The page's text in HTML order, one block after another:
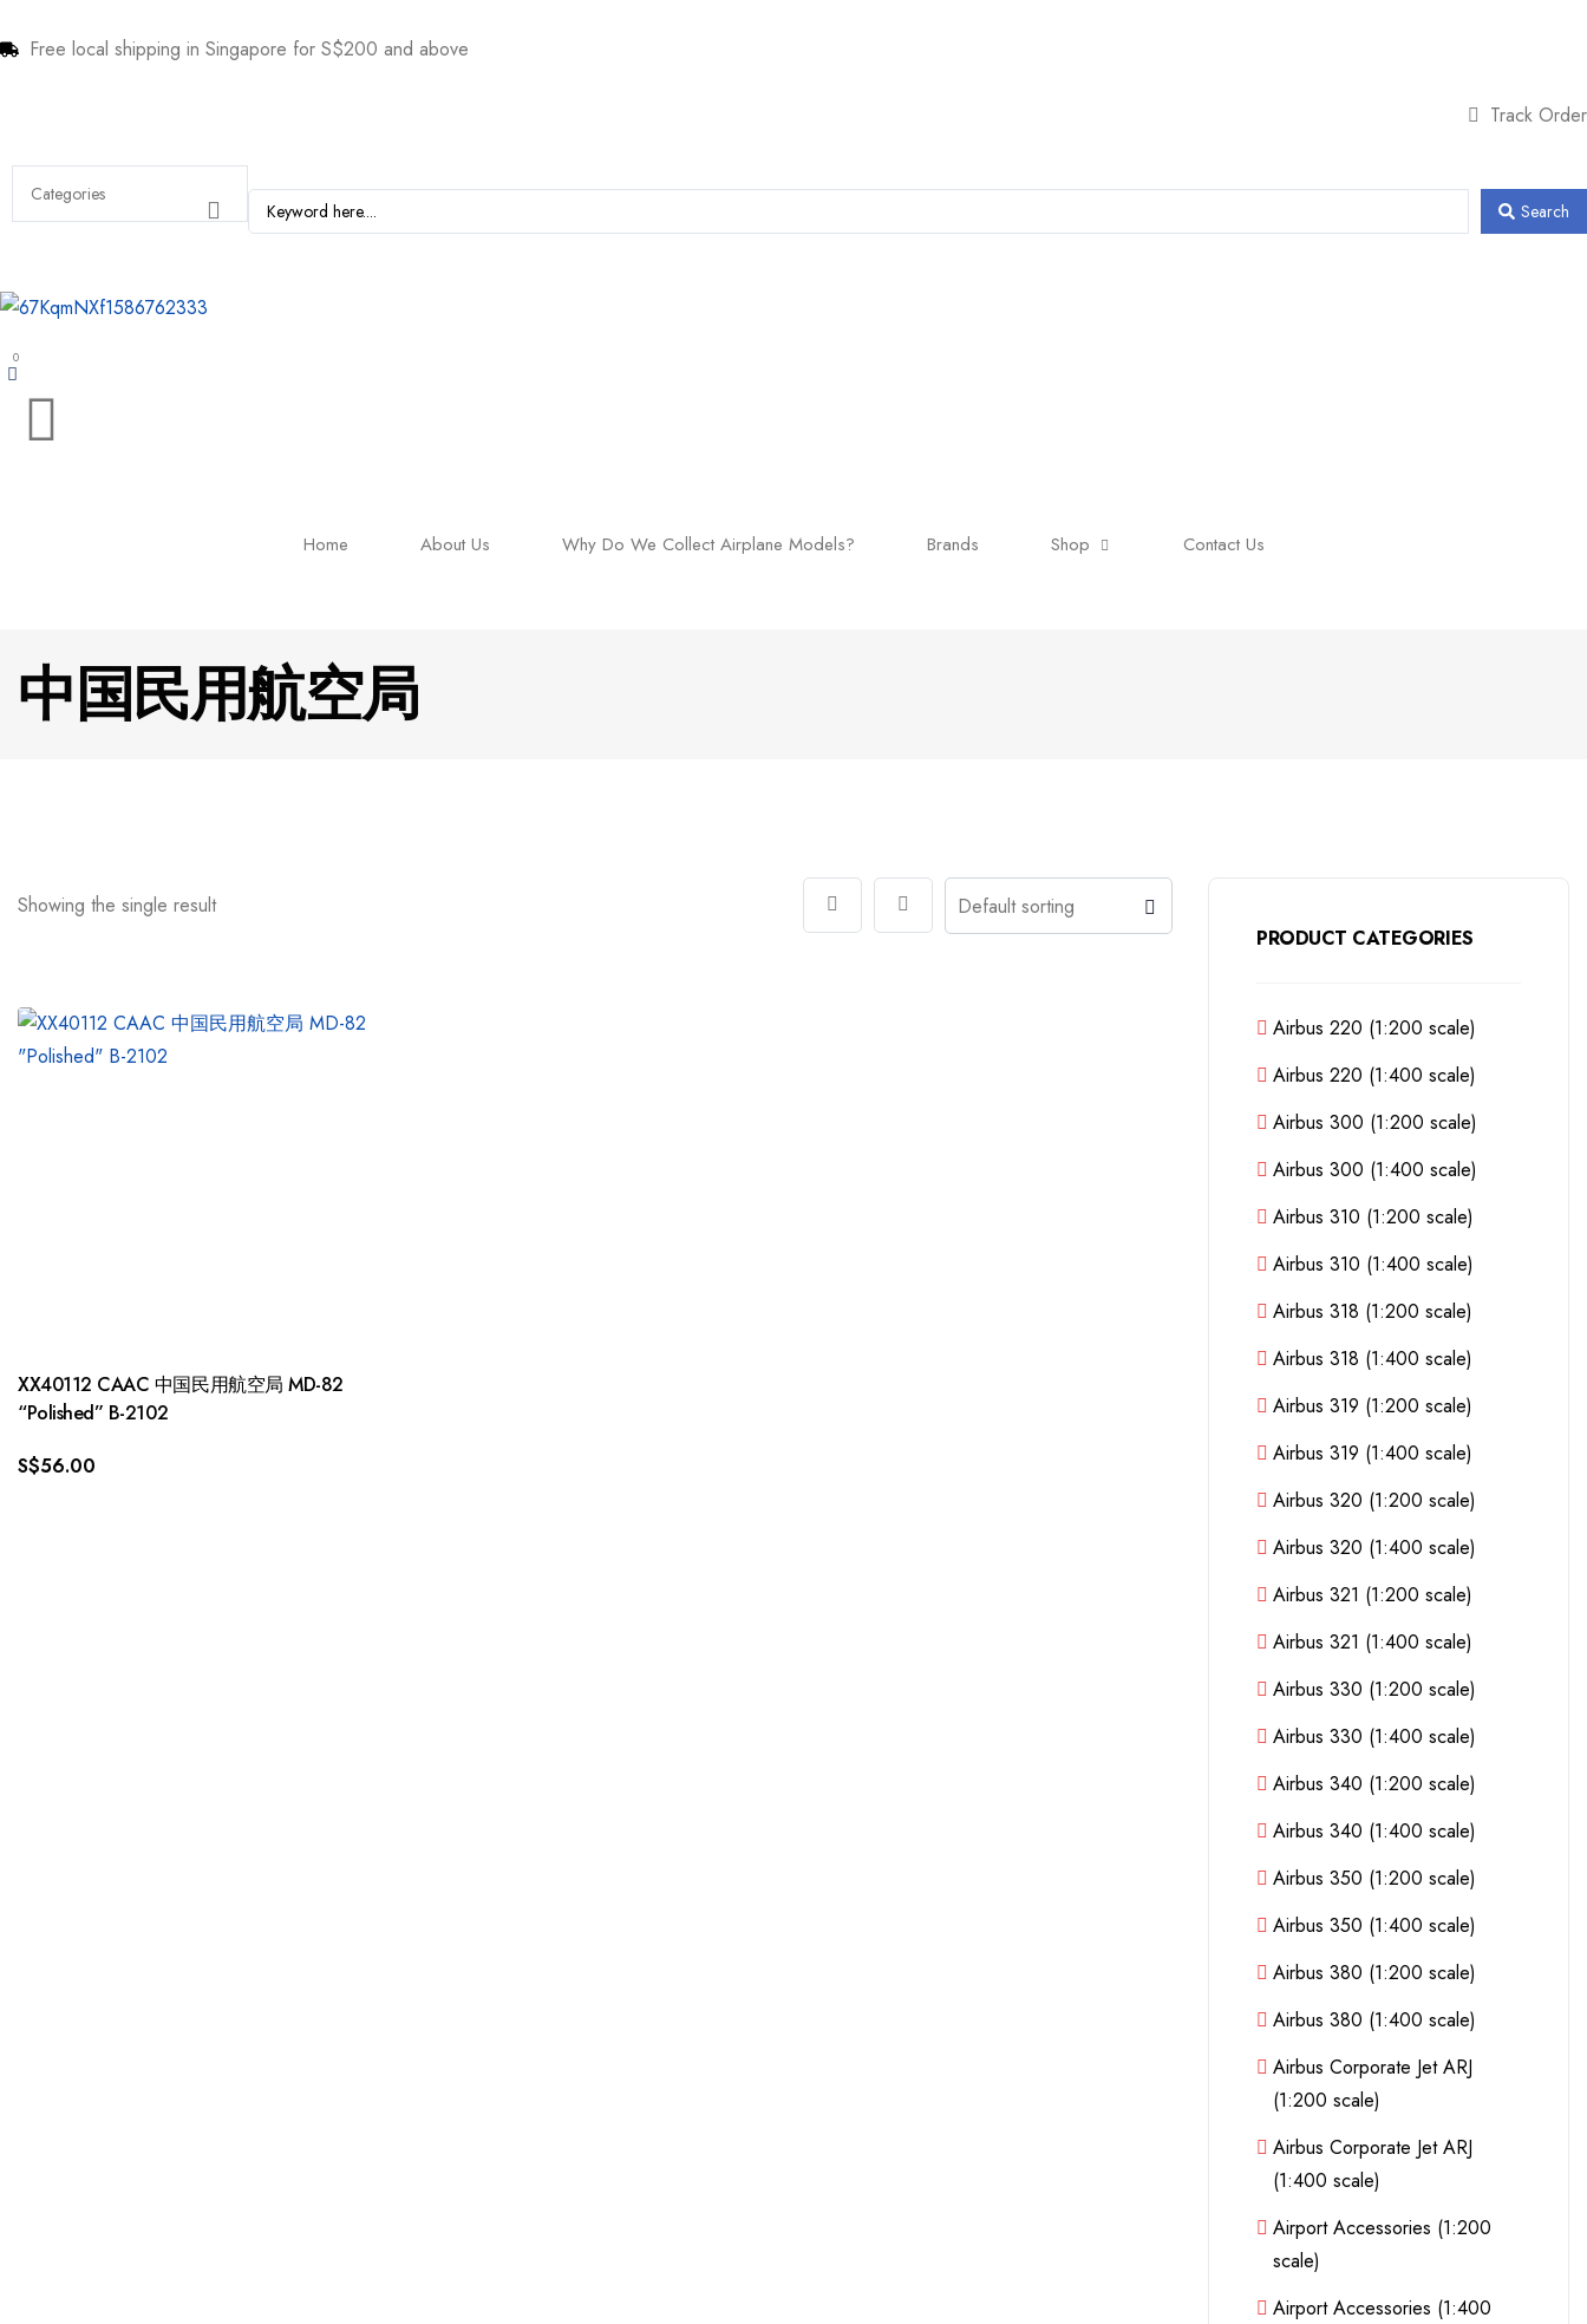
Free local shipping in Singapore for S$200 and above
Track Order
Search
0
Home About Us Why Do We Collect Airplane Models? Brands Shop Contact Us
中国民用航空局
Showing the single result
XX40112 CAAC 中国民用航空局 MD-82
“Polished” B-2102
S$56.00
PRODUCT CATEGORIES
Airbus 220 (1:200 scale)
Airbus 220 (1:400 scale)
Airbus 300 (1:200 scale)
Airbus 300 (1:400 scale)
Airbus 310 (1:200 scale)
Airbus 310 (1:400 scale)
Airbus 318 (1:200 scale)
Airbus 318 (1:400 scale)
Airbus 319 (1:200 scale)
Airbus 319 (1:400 scale)
Airbus 320 (1:200 scale)
Airbus 320 (1:400 scale)
Airbus 321 (1:200 scale)
Airbus 321 (1:400 scale)
Airbus 330 (1:200 scale)
Airbus 330 (1:400 scale)
Airbus 340 (1:200 scale)
Airbus 340 (1:400 scale)
Airbus 350 (1:200 scale)
Airbus 350 (1:400 scale)
Airbus 380 (1:200 scale)
Airbus 380 (1:400 scale)
Airbus Corporate Jet ARJ
(1:200 scale)
Airbus Corporate Jet ARJ
(1:400 scale)
Airport Accessories (1:200
scale)
Airport Accessories (1:400